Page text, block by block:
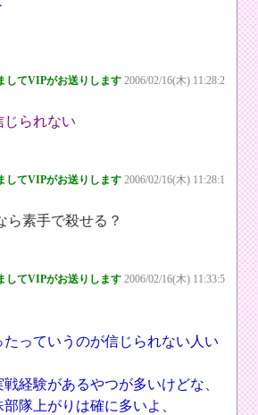
してVIPがお送りします 2006/02/16(木) 11:28:2
られない
してVIPがお送りします 2006/02/16(木) 11:28:1
ら素手で殺せる？
してVIPがお送りします 2006/02/16(木) 11:33:5
っていうのが信じられない人い
経験があるやつが多いけどな、
隊上がりは確に多いよ、